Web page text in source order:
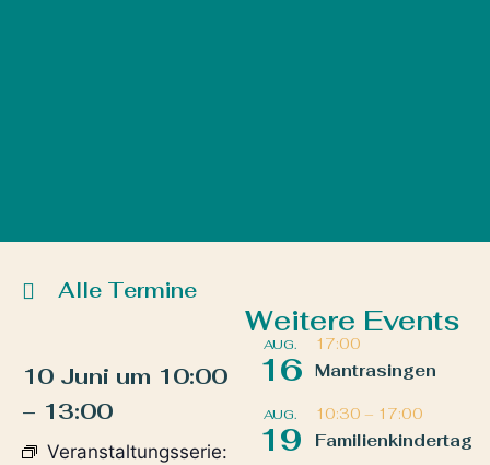
Alle Termine
10 Juni um 10:00
– 13:00
Veranstaltungsserie:
Weitere Events
AUG.
16
17:00
Mantrasingen
AUG.
19
10:30 – 17:00
Familienkindertag